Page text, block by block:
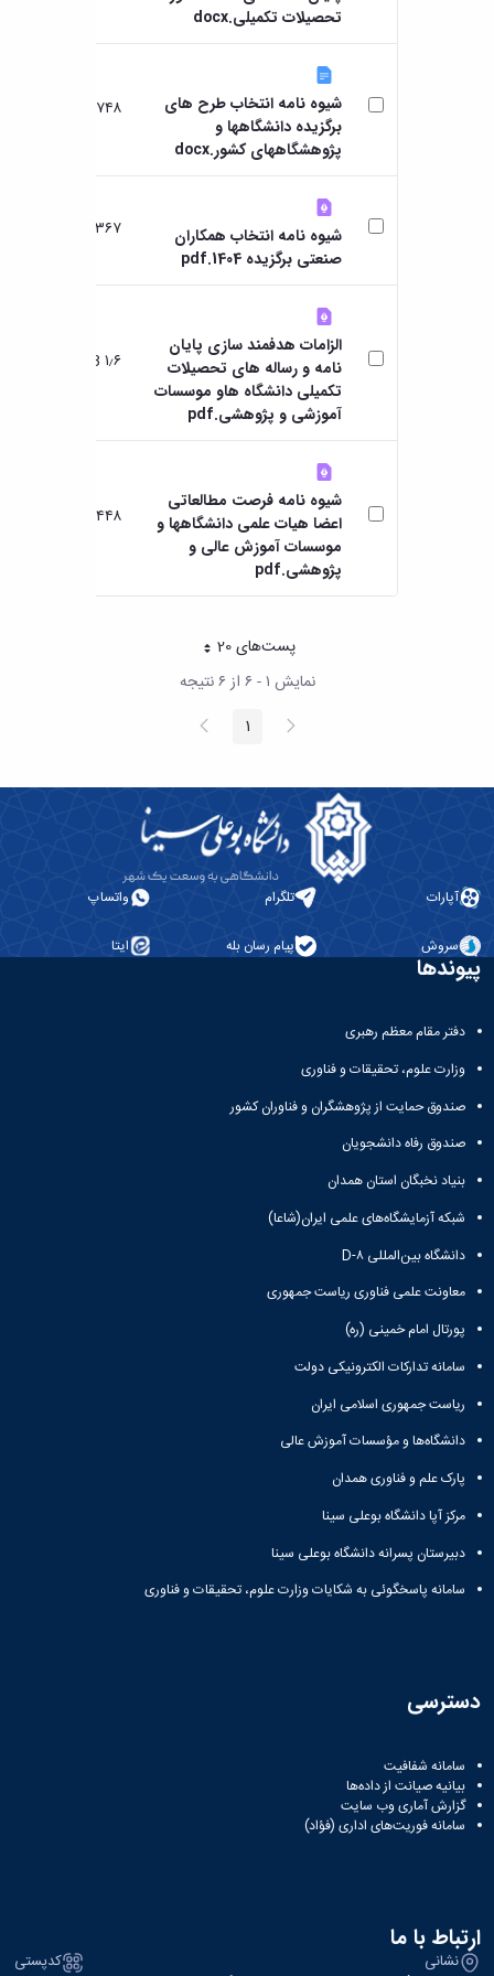
تحصیلات تکمیلی.docx
شیوه نامه انتخاب طرح های
برگزیده دانشگاهها و
پژوهشگاههای کشور.docx
۷۴۸ KB
شيوه نامه انتخاب همکاران
صنعتی برگزیده 1404.pdf
۳۶۷ KB
الزامات هدفمند سازی پایان
نامه و رساله های تحصیلات
تکمیلی دانشگاه هاو موسسات
آموزشی و پژوهشی.pdf
۱٫۶ MB
شیوه نامه فرصت مطالعاتی
اعضا هیات علمی دانشگاهها و
موسسات آموزش عالی و
پژوهشی.pdf
۴۴۸ KB
پست‌‌های 20هر صفحه
نمایش ۱ - ۶ از ۶ نتیجه
پیغام
قبلی صفحه1 صفحه
بعد
آپارات تلگرام واتساپ
سروش پیام رسان بله ایتا
پیوندها
دفتر مقام معظم رهبری
وزارت علوم، تحقیقات و فناوری
صندوق حمایت از پژوهشگران و فناوران کشور
صندوق رفاه دانشجویان
بنیاد نخبگان استان همدان
شبکه آزمایشگاه‌های علمی ایران(شاعا)
دانشگاه بین‌المللی D-۸
معاونت علمی فناوری ریاست جمهوری
پورتال امام خمینی (ره)
سامانه تدارکات الکترونیکی دولت
ریاست جمهوری اسلامی ایران
دانشگاه‌ها و مؤسسات آموزش عالی
پارک علم و فناوری همدان
مرکز آپا دانشگاه بوعلی سینا
دبیرستان پسرانه دانشگاه بوعلی سینا
سامانه پاسخگوئی به شکایات وزارت علوم، تحقیقات و فناوری
دسترسی
سامانه شفافیت
بیانیه صیانت از داده‌ها
گزارش آماری وب‌ سایت
سامانه فوریت‌های اداری (فؤاد)
ارتباط با ما
نشانی کدپستی